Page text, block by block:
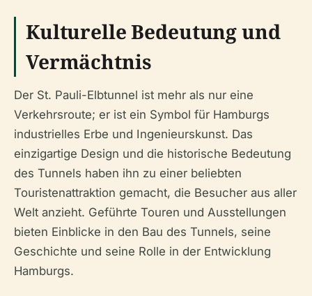
Kulturelle Bedeutung und
Vermächtnis
Der St. Pauli-Elbtunnel ist mehr als nur eine
Verkehrsroute; er ist ein Symbol für Hamburgs
industrielles Erbe und Ingenieurskunst. Das
einzigartige Design und die historische Bedeutung
des Tunnels haben ihn zu einer beliebten
Touristenattraktion gemacht, die Besucher aus aller
Welt anzieht. Geführte Touren und Ausstellungen
bieten Einblicke in den Bau des Tunnels, seine
Geschichte und seine Rolle in der Entwicklung
Hamburgs.